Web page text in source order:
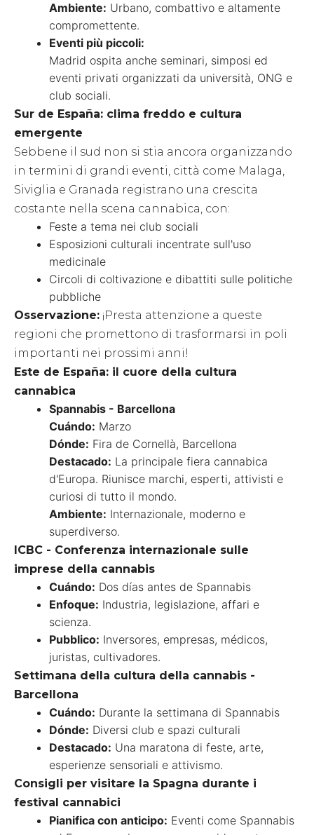
Ambiente: Urbano, combattivo e altamente
compromettente.
Eventi più piccoli:
Madrid ospita anche seminari, simposi ed
eventi privati organizzati da università, ONG e
club sociali.
Sur de España: clima freddo e cultura
emergente
Sebbene il sud non si stia ancora organizzando
in termini di grandi eventi, città come Malaga,
Siviglia e Granada registrano una crescita
costante nella scena cannabica, con:
Feste a tema nei club sociali
Esposizioni culturali incentrate sull'uso
medicinale
Circoli di coltivazione e dibattiti sulle politiche
pubbliche
Osservazione: ¡Presta attenzione a queste
regioni che promettono di trasformarsi in poli
importanti nei prossimi anni!
Este de España: il cuore della cultura
cannabica
Spannabis - Barcellona
Cuándo: Marzo
Dónde: Fira de Cornellà, Barcellona
Destacado: La principale fiera cannabica
d'Europa. Riunisce marchi, esperti, attivisti e
curiosi di tutto il mondo.
Ambiente: Internazionale, moderno e
superdiverso.
ICBC - Conferenza internazionale sulle
imprese della cannabis
Cuándo: Dos días antes de Spannabis
Enfoque: Industria, legislazione, affari e
scienza.
Pubblico: Inversores, empresas, médicos,
juristas, cultivadores.
Settimana della cultura della cannabis -
Barcellona
Cuándo: Durante la settimana di Spannabis
Dónde: Diversi club e spazi culturali
Destacado: Una maratona di feste, arte,
esperienze sensoriali e attivismo.
Consigli per visitare la Spagna durante i
festival cannabici
Pianifica con anticipo: Eventi come Spannabis